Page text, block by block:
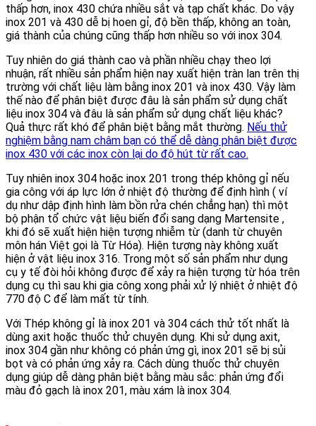
thấp hơn, inox 430 chứa nhiều sắt và tạp chất khác. Do vậy
inox 201 và 430 dễ bị hoen gỉ, độ bền thấp, không an toàn,
giá thành của chúng cũng thấp hơn nhiều so với inox 304.
Tuy nhiên do giá thành cao và phần nhiều chạy theo lợi
nhuận, rất nhiều sản phẩm hiện nay xuất hiện tràn lan trên thị
trường với chất liệu làm bằng inox 201 và inox 430. Vậy làm
thế nào để phân biệt được đâu là sản phẩm sử dụng chất
liệu inox 304 và đâu là sản phẩm sử dụng chất liệu khác?
Quả thực rất khó để phân biệt bằng mắt thường. Nếu thử
nghiệm bằng nam châm bạn có thể dễ dàng phân biệt được
inox 430 với các inox còn lại do độ hút từ rất cao.
Tuy nhiên inox 304 hoặc inox 201 trong thép không gỉ nếu
gia công với áp lực lớn ở nhiệt độ thường để định hình ( ví
dụ như dập định hình làm bồn rửa chén chẳng hạn) thì một
bộ phận tổ chức vật liệu biến đổi sang dạng Martensite ,
khi đó sẽ xuất hiện hiện tượng nhiễm từ (danh từ chuyên
môn hán Việt gọi là Từ Hóa). Hiện tượng này không xuất
hiện ở vật liệu inox 316. Trong một số sản phẩm như dụng
cụ y tế đòi hỏi không được để xảy ra hiện tượng từ hóa trên
dụng cụ thì sau khi gia công xong phải xử lý nhiệt ở nhiệt độ
770 độ C để làm mất từ tính.
Với Thép không gỉ là inox 201 và 304 cách thử tốt nhất là
dùng axit hoặc thuốc thử chuyên dụng. Khi sử dụng axit,
inox 304 gần như không có phản ứng gì, inox 201 sẽ bị sủi
bọt và có phản ứng xảy ra. Cách dùng thuốc thử chuyên
dụng giúp dễ dàng phân biệt bằng màu sắc: phản ứng đổi
màu đỏ gạch là inox 201, màu xám là inox 304.